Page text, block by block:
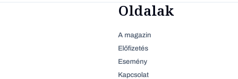
Oldalak
A magazin
Előfizetés
Esemény
Kapcsolat